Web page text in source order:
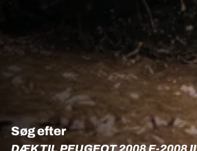
Søg efter
DÆK TIL PEUGEOT 2008 E-2008 II